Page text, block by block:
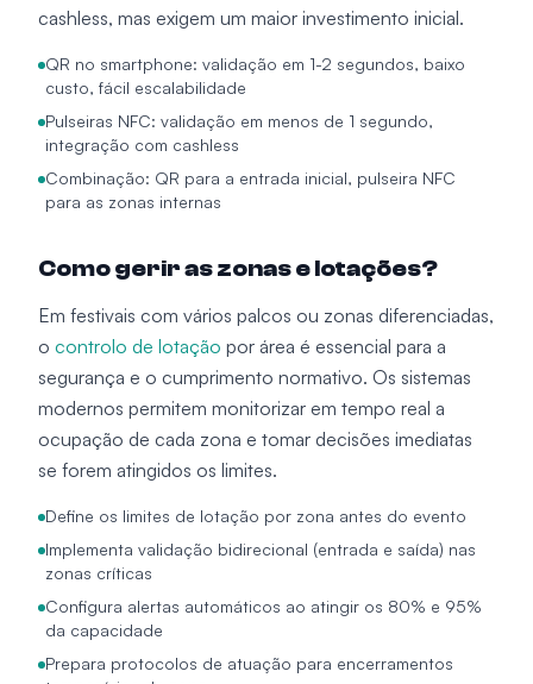
cashless, mas exigem um maior investimento inicial.
QR no smartphone: validação em 1-2 segundos, baixo
custo, fácil escalabilidade
Pulseiras NFC: validação em menos de 1 segundo,
integração com cashless
Combinação: QR para a entrada inicial, pulseira NFC
para as zonas internas
Como gerir as zonas e lotações?
Em festivais com vários palcos ou zonas diferenciadas,
o controlo de lotação por área é essencial para a
segurança e o cumprimento normativo. Os sistemas
modernos permitem monitorizar em tempo real a
ocupação de cada zona e tomar decisões imediatas
se forem atingidos os limites.
Define os limites de lotação por zona antes do evento
Implementa validação bidirecional (entrada e saída) nas
zonas críticas
Configura alertas automáticos ao atingir os 80% e 95%
da capacidade
Prepara protocolos de atuação para encerramentos